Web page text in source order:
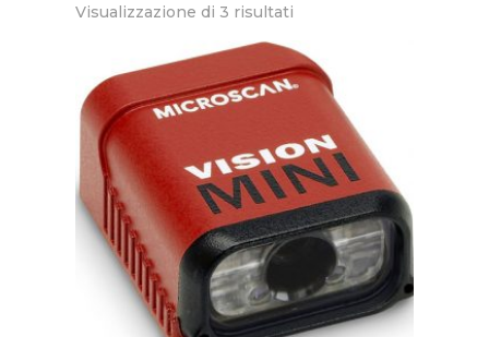
Visualizzazione di 3 risultati